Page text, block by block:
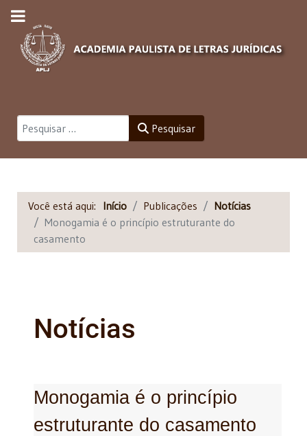
Pesquisar Pesquisar
Você está aqui: Início Publicações
Notícias
Monogamia é o princípio estruturante do
casamento
Notícias
Monogamia é o princípio
estruturante do casamento